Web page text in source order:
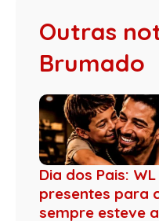
Outras
Brumado
Dia dos Pais:
presentes para
sempre esteve